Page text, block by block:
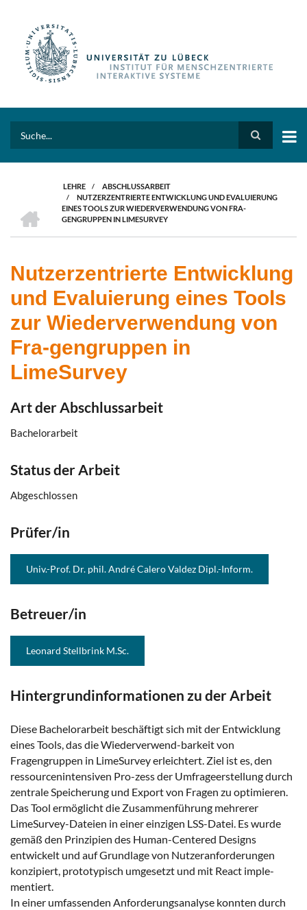
PFADNAVIGATION
LEHRE / ABSCHLUSSARBEIT
/
NUTZERZENTRIERTE ENTWICKLUNG UND EVALUIERUNG
EINES TOOLS ZUR WIEDERVERWENDUNG VON FRA-
GENGRUPPEN IN LIMESURVEY
Nutzerzentrierte Entwicklung
und Evaluierung eines Tools
zur Wiederverwendung von
Fra-gengruppen in
LimeSurvey
Art der Abschlussarbeit
Bachelorarbeit
Status der Arbeit
Abgeschlossen
Prüfer/in
Univ.-Prof. Dr. phil. André Calero Valdez Dipl.-Inform.
Betreuer/in
Leonard Stellbrink M.Sc.
Hintergrundinformationen zu der Arbeit
Diese Bachelorarbeit beschäftigt sich mit der Entwicklung
eines Tools, das die Wiederverwend-barkeit von
Fragengruppen in LimeSurvey erleichtert. Ziel ist es, den
ressourcenintensiven Pro-zess der Umfrageerstellung durch
zentrale Speicherung und Export von Fragen zu optimieren.
Das Tool ermöglicht die Zusammenführung mehrerer
LimeSurvey-Dateien in einer einzigen LSS-Datei. Es wurde
gemäß den Prinzipien des Human-Centered Designs
entwickelt und auf Grundlage von Nutzeranforderungen
konzipiert, prototypisch umgesetzt und mit React imple-
mentiert.
In einer umfassenden Anforderungsanalyse konnten durch